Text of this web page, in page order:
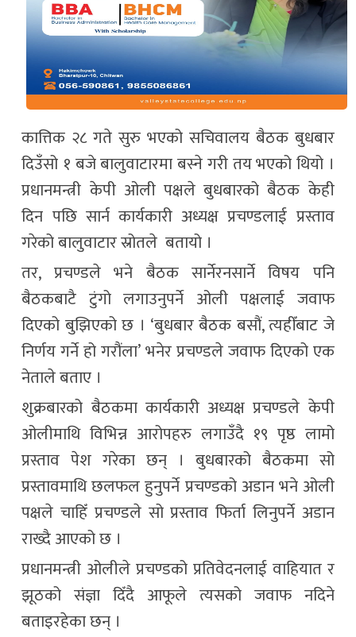
कात्तिक २८ गते सुरु भएको सचिवालय बैठक बुधबार
दिउँसो १ बजे बालुवाटारमा बस्ने गरी तय भएको थियो ।
प्रधानमन्त्री केपी ओली पक्षले बुधबारको बैठक केही
दिन पछि सार्न कार्यकारी अध्यक्ष प्रचण्डलाई प्रस्ताव
गरेको बालुवाटार स्रोतले बतायो ।
तर, प्रचण्डले भने बैठक सार्नेरनसार्ने विषय पनि
बैठकबाटै टुंगो लगाउनुपर्ने ओली पक्षलाई जवाफ
दिएको बुझिएको छ । ‘बुधबार बैठक बसौं, त्यहीँबाट जे
निर्णय गर्ने हो गरौंला’ भनेर प्रचण्डले जवाफ दिएको एक
नेताले बताए ।
शुक्रबारको बैठकमा कार्यकारी अध्यक्ष प्रचण्डले केपी
ओलीमाथि विभिन्न आरोपहरु लगाउँदै १९ पृष्ठ लामो
प्रस्ताव पेश गरेका छन् । बुधबारको बैठकमा सो
प्रस्तावमाथि छलफल हुनुपर्ने प्रचण्डको अडान भने ओली
पक्षले चाहिँ प्रचण्डले सो प्रस्ताव फिर्ता लिनुपर्ने अडान
राख्दै आएको छ ।
प्रधानमन्त्री ओलीले प्रचण्डको प्रतिवेदनलाई वाहियात र
झूठको संज्ञा दिँदै आफूले त्यसको जवाफ नदिने
बताइरहेका छन् ।